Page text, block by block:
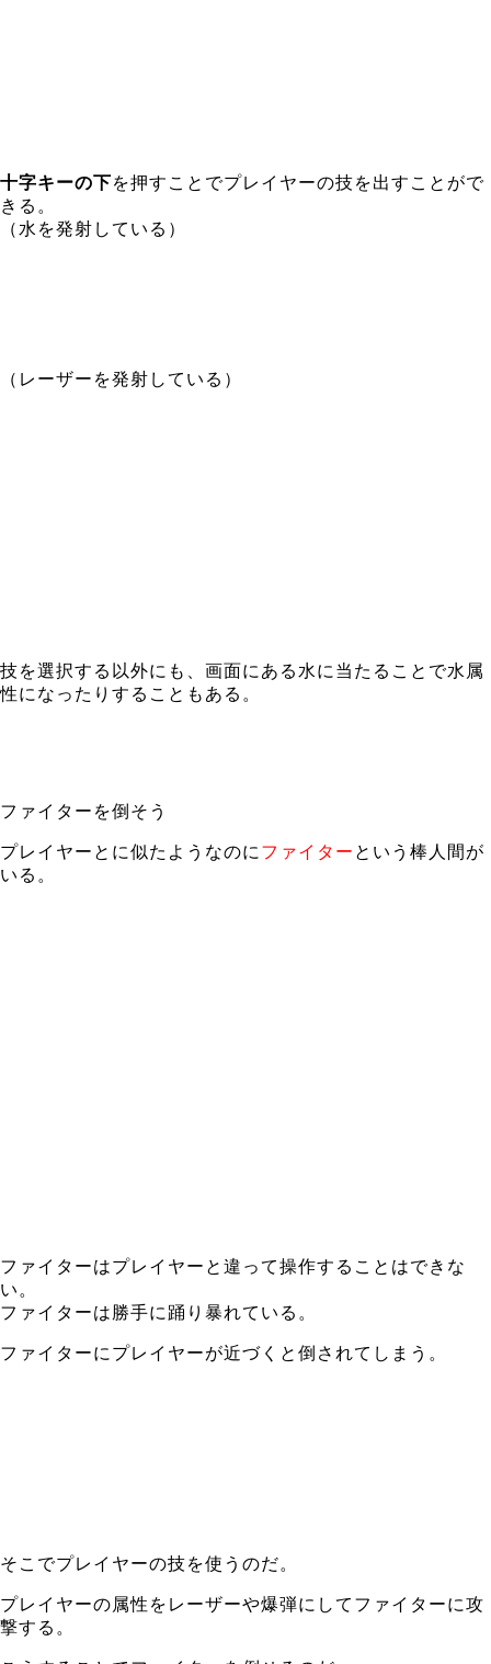
十字キーの下を押すことでプレイヤーの技を出すことがで
きる。
（水を発射している）
（レーザーを発射している）
技を選択する以外にも、画面にある水に当たることで水属
性になったりすることもある。
ファイターを倒そう
プレイヤーとに似たようなのに ファイター という棒人間が
いる。
ファイターはプレイヤーと違って操作することはできな
い。
ファイターは勝手に踊り暴れている。
ファイターにプレイヤーが近づくと倒されてしまう。
そこでプレイヤーの技を使うのだ。
プレイヤーの属性をレーザーや爆弾にしてファイターに攻
撃する。